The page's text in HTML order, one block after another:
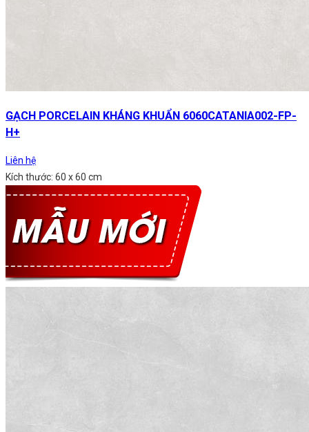
GẠCH PORCELAIN KHÁNG KHUẨN 6060CATANIA002-FP-
H+
Liên hệ
Kích thước: 60 x 60 cm